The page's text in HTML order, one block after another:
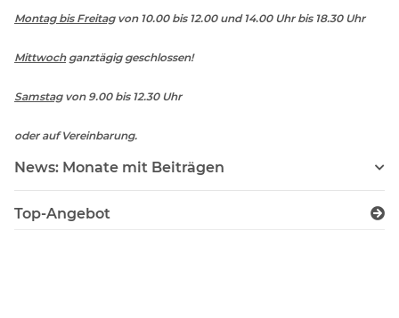
Montag bis Freitagvon 10.00 bis 12.00 und 14.00 Uhr bis 18.30 Uhr
Mittwochganztägig geschlossen!
Samstagvon 9.00 bis 12.30 Uhr
oder auf Vereinbarung.
News: Monate mit Beiträgen
Top-Angebot